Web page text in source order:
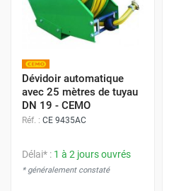
Dévidoir automatique
avec 25 mètres de tuyau
DN 19 - CEMO
Réf. : CE 9435AC
Délai* : 1 à 2 jours ouvrés
* généralement constaté